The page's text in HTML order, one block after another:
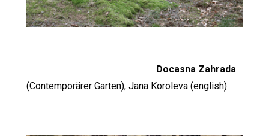
Docasna Zahrada
(Contemporärer Garten), Jana Koroleva (english)